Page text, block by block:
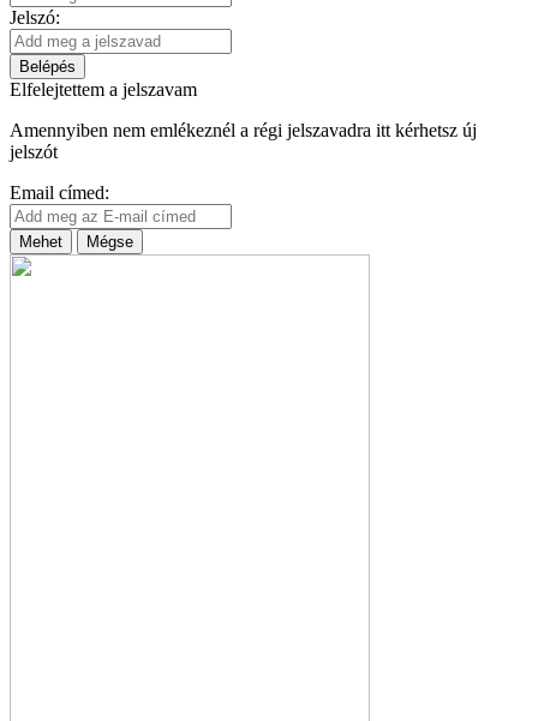
Jelszó:
Belépés
Elfelejtettem a jelszavam
Amennyiben nem emlékeznél a régi jelszavadra itt kérhetsz új
jelszót
Email címed:
Mehet Mégse